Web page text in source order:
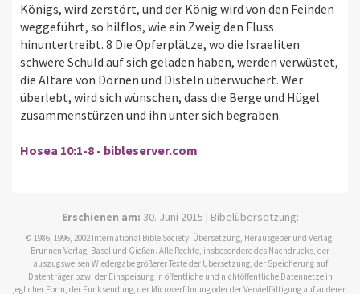
Königs, wird zerstört, und der König wird von den Feinden
weggeführt, so hilflos, wie ein Zweig den Fluss
hinuntertreibt. 8 Die Opferplätze, wo die Israeliten
schwere Schuld auf sich geladen haben, werden verwüstet,
die Altäre von Dornen und Disteln überwuchert. Wer
überlebt, wird sich wünschen, dass die Berge und Hügel
zusammenstürzen und ihn unter sich begraben.
Hosea 10:1-8 - bibleserver.com
Erschienen am: 30. Juni 2015 | Bibelübersetzung:
© 1986, 1996, 2002 International Bible Society. Übersetzung, Herausgeber und Verlag:
Brunnen Verlag, Basel und Gießen. Alle Rechte, insbesondere des Nachdrucks, der
auszugsweisen Wiedergabe größerer Texte der Übersetzung, der Speicherung auf
Datenträger bzw. der Einspeisung in öffentliche und nichtöffentliche Datennetze in
jeglicher Form, der Funksendung, der Microverfilmung oder der Vervielfältigung auf anderen